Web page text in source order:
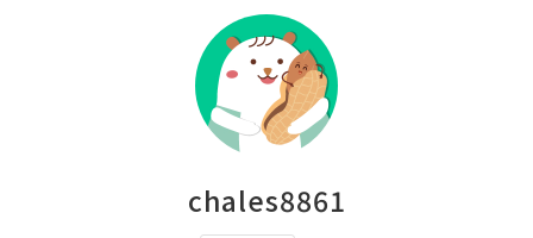
chales8861